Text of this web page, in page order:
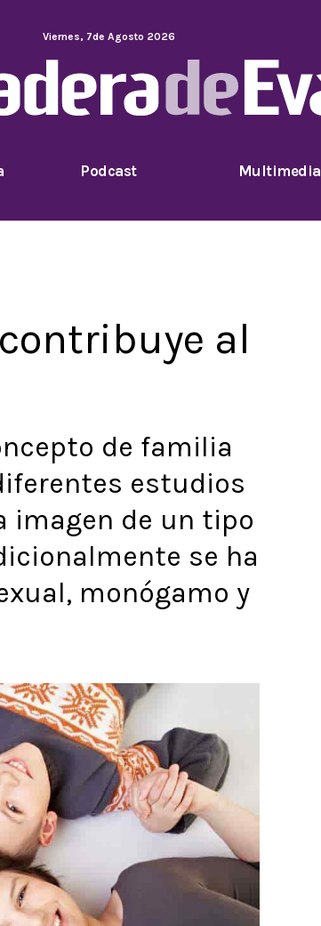
Viernes, 7de Agosto 2026
Podcast Multimedia
al
de familia
estudios
imagen de un tipo
se ha
monógamo y